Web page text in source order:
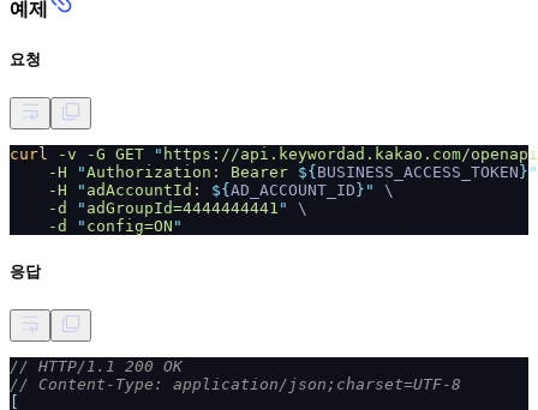
예제
요청
curl -v -G GET " https://api.keywordad.kakao.com/
-H
"Authorization: Bearer ${ BUSINESS_ACCESS_TOKEN }"
-H
" adAccountId: ${ AD_ACCOUNT_ID }"
\
-d
" adGroupId=4444444441 "
\
-d
" config=ON "
응답
// HTTP/1.1 200 OK
// Content-Type: application/json;charset=UTF-8